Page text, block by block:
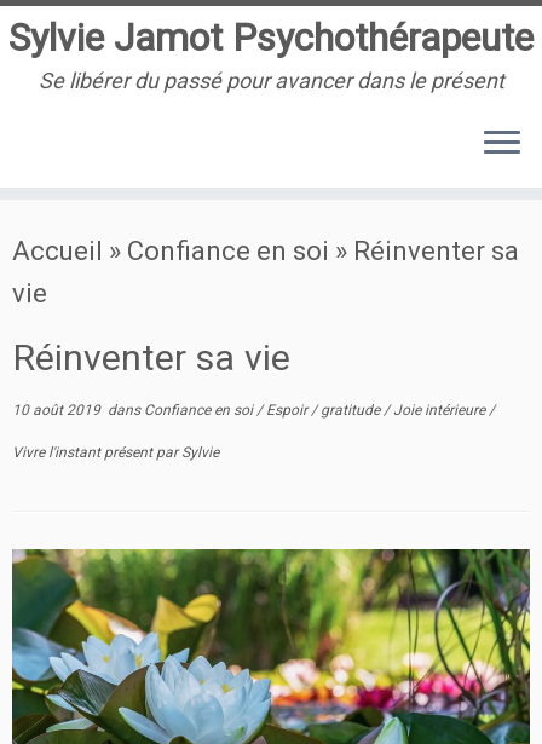
au
contenu
Sylvie Jamot Psychothérapeute
Se libérer du passé pour avancer dans le présent
Accueil » Confiance en soi » Réinventer sa
vie
Réinventer sa vie
10 août 2019dans Confiance en soi/Espoir/gratitude/Joie intérieure/
Vivre l'instant présent parSylvie